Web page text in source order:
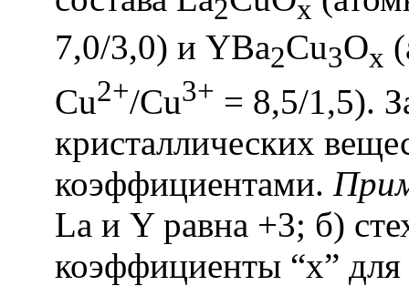
2 x
7,0/3,0) и YBa2Cu3Ox
Cu2+/Cu3+ = 8,5/1,5).
кристаллических
коэффициентами.
La и Y равна +3; б)
коэффициенты “x”